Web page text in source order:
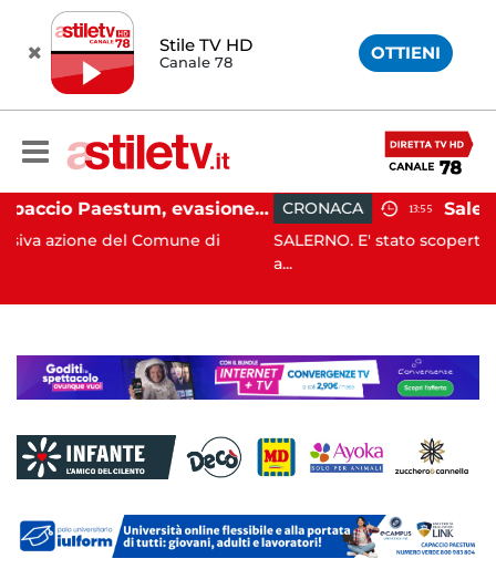
Stile TV HD
Canale 78 OTTIENI
Capaccio Paestum, evasione tassa di soggiorno: scoperte 49 strutture fantasma, elevate 132 sanzioni
di
CRONACA 13:55
SALERNO. E' stato scoperto solo all'alba, ma la